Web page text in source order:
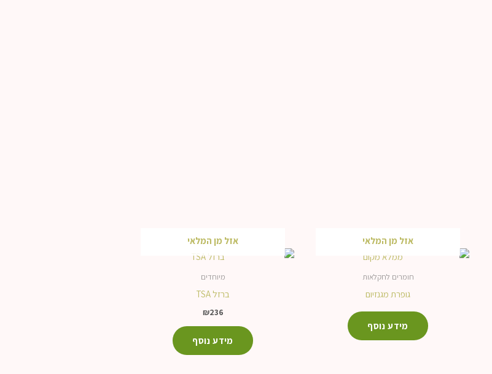
אזל מן המלאי
חומרים לחקלאות
גופרת מגנזיום
מידע נוסף
אזל מן המלאי
מיוחדים
ברזל TSA
₪236
מידע נוסף